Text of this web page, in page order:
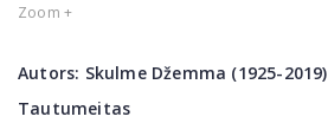
Zoom +
Autors: Skulme Džemma (1925-2019)
Tautumeitas